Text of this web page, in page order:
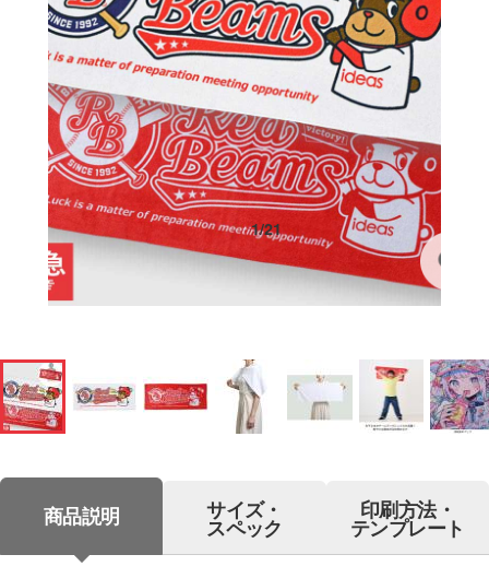
1/21
商品説明 サイズ・
スペック
印刷方法・
テンプレート